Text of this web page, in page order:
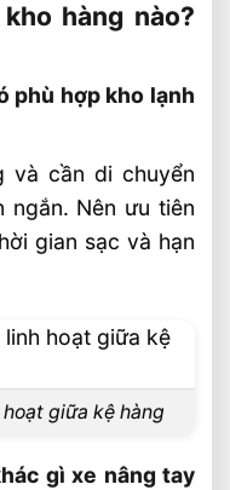
hàng nào?
phù hợp kho lạnh
và cần di chuyển
ngắn. Nên ưu tiên
gian sạc và hạn
giữa kệ hàng
gì xe nâng tay